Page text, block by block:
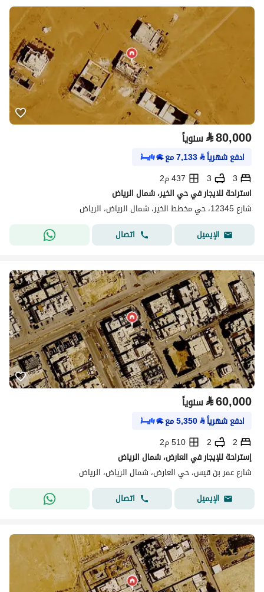
⃁80,000 سنوياً
ادفع شهرياً⃁
7,133مع
3
3
437 م2
استراحة للايجار في حي الخير، شمال الرياض
شارع 12345، حي مخطط الخير، شمال الرياض، الرياض
الإيميل
اتصال
⃁60,000 سنوياً
ادفع شهرياً⃁
5,350مع
2
2
510 م2
إستراحة للإيجار في العارض، شمال الرياض
شارع عمر بن قيس، حي العارض، شمال الرياض، الرياض
الإيميل
اتصال